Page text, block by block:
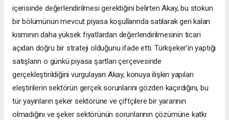
içerisinde değerlendirilmesi gerektiğini belirten Akay, bu stokun
bir bölümünün mevcut piyasa koşullarında satılarak geri kalan
kısmının daha yüksek fiyatlardan değerlendirilmesinin ticari
açıdan doğru bir strateji olduğunu ifade etti. Türkşeker’in yaptığı
satışların o günkü piyasa şartları çerçevesinde
gerçekleştirildiğini vurgulayan Akay, konuya ilişkin yapılan
eleştirilerin sektörün gerçek sorunlarını gözden kaçırdığını, bu
tür yayınların şeker sektörüne ve çiftçilere bir yararının
olmadığını ve şeker sektörünün sorunlarının çözümüne katkı